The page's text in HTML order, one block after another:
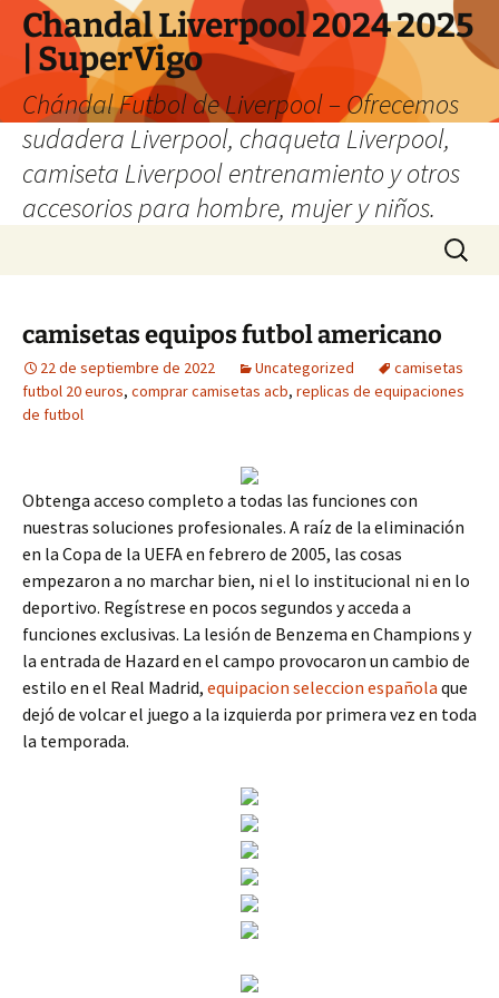
Chandal Liverpool 2024 2025
| SuperVigo
Chándal Futbol de Liverpool – Ofrecemos
sudadera Liverpool, chaqueta Liverpool,
camiseta Liverpool entrenamiento y otros
accesorios para hombre, mujer y niños.
Buscar:
camisetas equipos futbol americano
22 de septiembre de 2022 Uncategorized
camisetas
futbol 20 euros, comprar camisetas acb, replicas de equipaciones
de futbol
Obtenga acceso completo a todas las funciones con
nuestras soluciones profesionales. A raíz de la eliminación
en la Copa de la UEFA en febrero de 2005, las cosas
empezaron a no marchar bien, ni el lo institucional ni en lo
deportivo. Regístrese en pocos segundos y acceda a
funciones exclusivas. La lesión de Benzema en Champions y
la entrada de Hazard en el campo provocaron un cambio de
estilo en el Real Madrid, equipacion seleccion española que
dejó de volcar el juego a la izquierda por primera vez en toda
la temporada.